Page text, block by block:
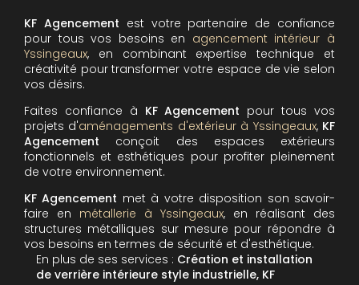
KF Agencement est votre partenaire de confiance
pour tous vos besoins en agencement intérieur à
Yssingeaux, en combinant expertise technique et
créativité pour transformer votre espace de vie selon
vos désirs.
Faites confiance à KF Agencement pour tous vos
projets d'aménagements d'extérieur à Yssingeaux, KF
Agencement conçoit des espaces extérieurs
fonctionnels et esthétiques pour profiter pleinement
de votre environnement.
KF Agencement met à votre disposition son savoir-
faire en métallerie à Yssingeaux, en réalisant des
structures métalliques sur mesure pour répondre à
vos besoins en termes de sécurité et d'esthétique.
En plus de ses services : Création et installation
de verrière intérieure style industrielle, KF